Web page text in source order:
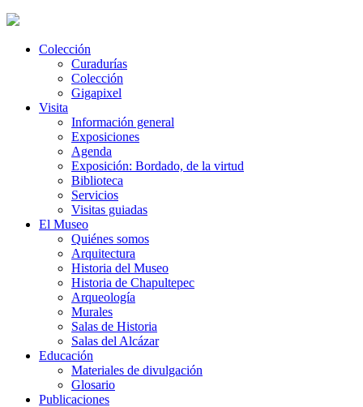
Colección
Curadurías
Colección
Gigapixel
Visita
Información general
Exposiciones
Agenda
Exposición: Bordado, de la virtud
Biblioteca
Servicios
Visitas guiadas
El Museo
Quiénes somos
Arquitectura
Historia del Museo
Historia de Chapultepec
Arqueología
Murales
Salas de Historia
Salas del Alcázar
Educación
Materiales de divulgación
Glosario
Publicaciones